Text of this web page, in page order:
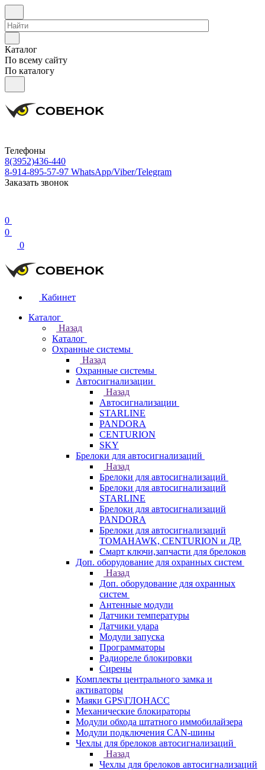
Каталог
По всему сайту
По каталогу
Телефоны
8(3952)436-440
8-914-895-57-97 WhatsApp/Viber/Telegram
Заказать звонок
0
0
0
Кабинет
Каталог
Назад
Каталог
Охранные системы
Назад
Охранные системы
Автосигнализации
Назад
Автосигнализации
STARLINE
PANDORA
CENTURION
SKY
Брелоки для автосигнализаций
Назад
Брелоки для автосигнализаций
Брелоки для автосигнализаций
STARLINE
Брелоки для автосигнализаций
PANDORA
Брелоки для автосигнализаций
TOMAHAWK, CENTURION и ДР.
Смарт ключи,запчасти для брелоков
Доп. оборудование для охранных систем
Назад
Доп. оборудование для охранных
систем
Антенные модули
Датчики температуры
Датчики удара
Модули запуска
Программаторы
Радиореле блокировки
Сирены
Комплекты центрального замка и
активаторы
Маяки GPS\ГЛОНАСС
Механические блокираторы
Модули обхода штатного иммобилайзера
Модули подключения CAN-шины
Чехлы для брелоков автосигнализаций
Назад
Чехлы для брелоков автосигнализаций